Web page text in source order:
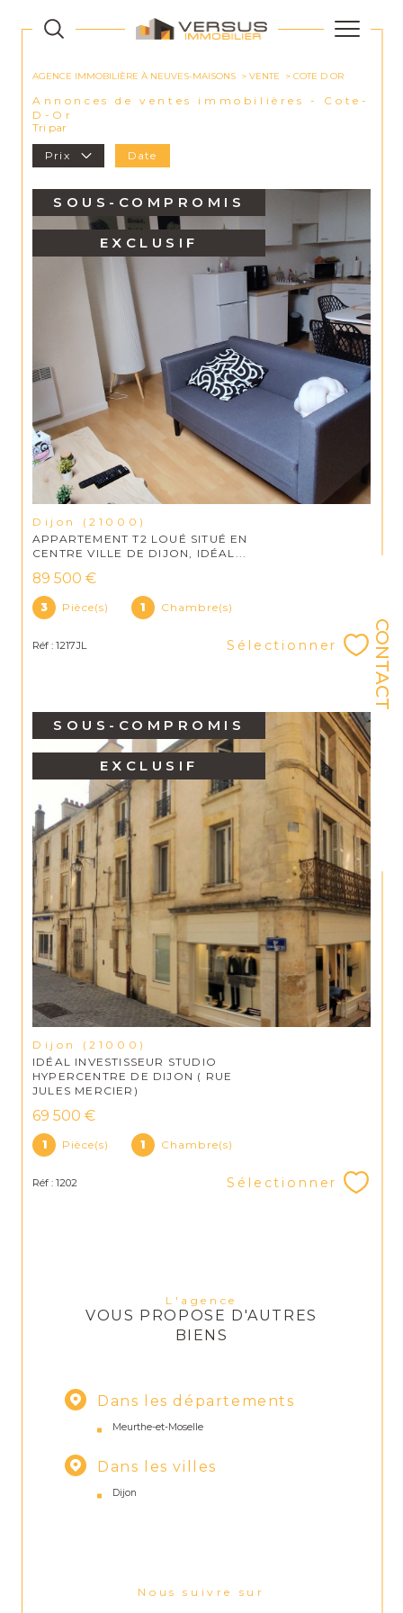
CONTACT
AGENCE IMMOBILIÈRE À NEUVES-MAISONS VENTE COTE D OR
Annonces de ventes immobilières - Cote-
D-Or
Tri par
Prix Date
SOUS-COMPROMIS
EXCLUSIF
Dijon (21000)
APPARTEMENT T2 LOUÉ SITUÉ EN
CENTRE VILLE DE DIJON, IDÉAL...
89 500 €
3 Pièce(s) 1 Chambre(s)
Réf : 1217JL Sélectionner
SOUS-COMPROMIS
EXCLUSIF
Dijon (21000)
IDÉAL INVESTISSEUR STUDIO
HYPERCENTRE DE DIJON ( RUE
JULES MERCIER)
69 500 €
1 Pièce(s) 1 Chambre(s)
Réf : 1202 Sélectionner
L'agence
VOUS PROPOSE D'AUTRES
BIENS
Dans les départements
Meurthe-et-Moselle
Dans les villes
Dijon
Nous suivre sur